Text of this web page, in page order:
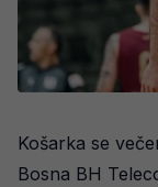
Košarka se
Bosna BH